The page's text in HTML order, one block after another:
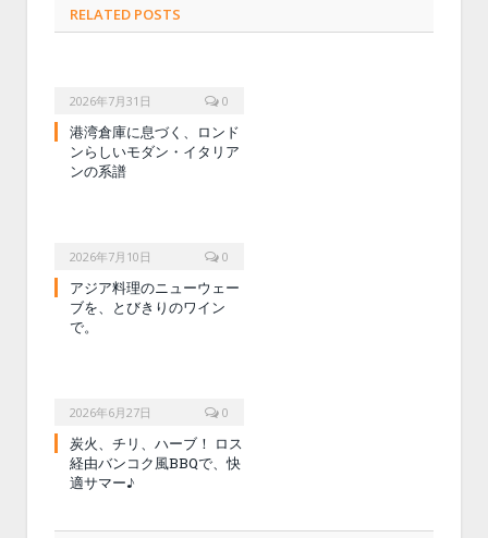
RELATED POSTS
2026年7月31日 0
港湾倉庫に息づく、ロンド
ンらしいモダン・イタリア
ンの系譜
2026年7月10日 0
アジア料理のニューウェー
ブを、とびきりのワイン
で。
2026年6月27日 0
炭火、チリ、ハーブ！ ロス
経由バンコク風BBQで、快
適サマー♪